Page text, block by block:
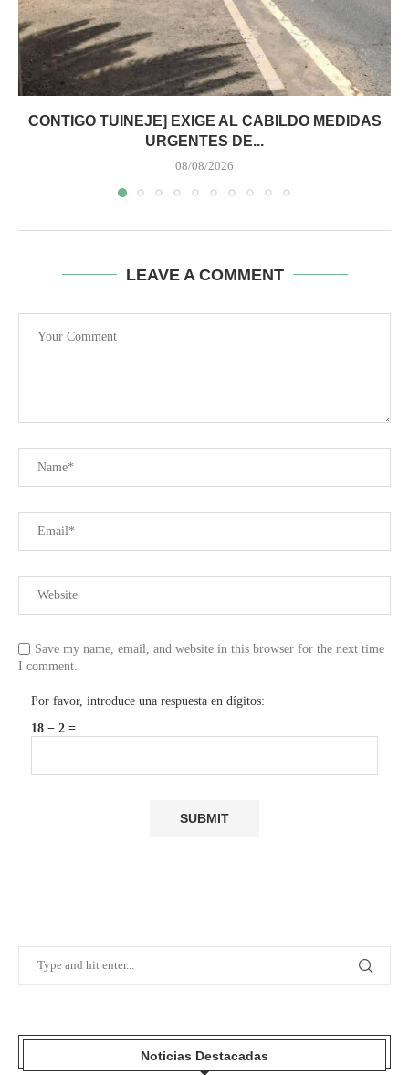
CONTIGO TUINEJE] EXIGE AL CABILDO MEDIDAS
URGENTES DE...
08/08/2026
LEAVE A COMMENT
Save my name, email, and website in this browser for the next time
I comment.
Por favor, introduce una respuesta en dígitos:
18 − 2 =
Noticias Destacadas